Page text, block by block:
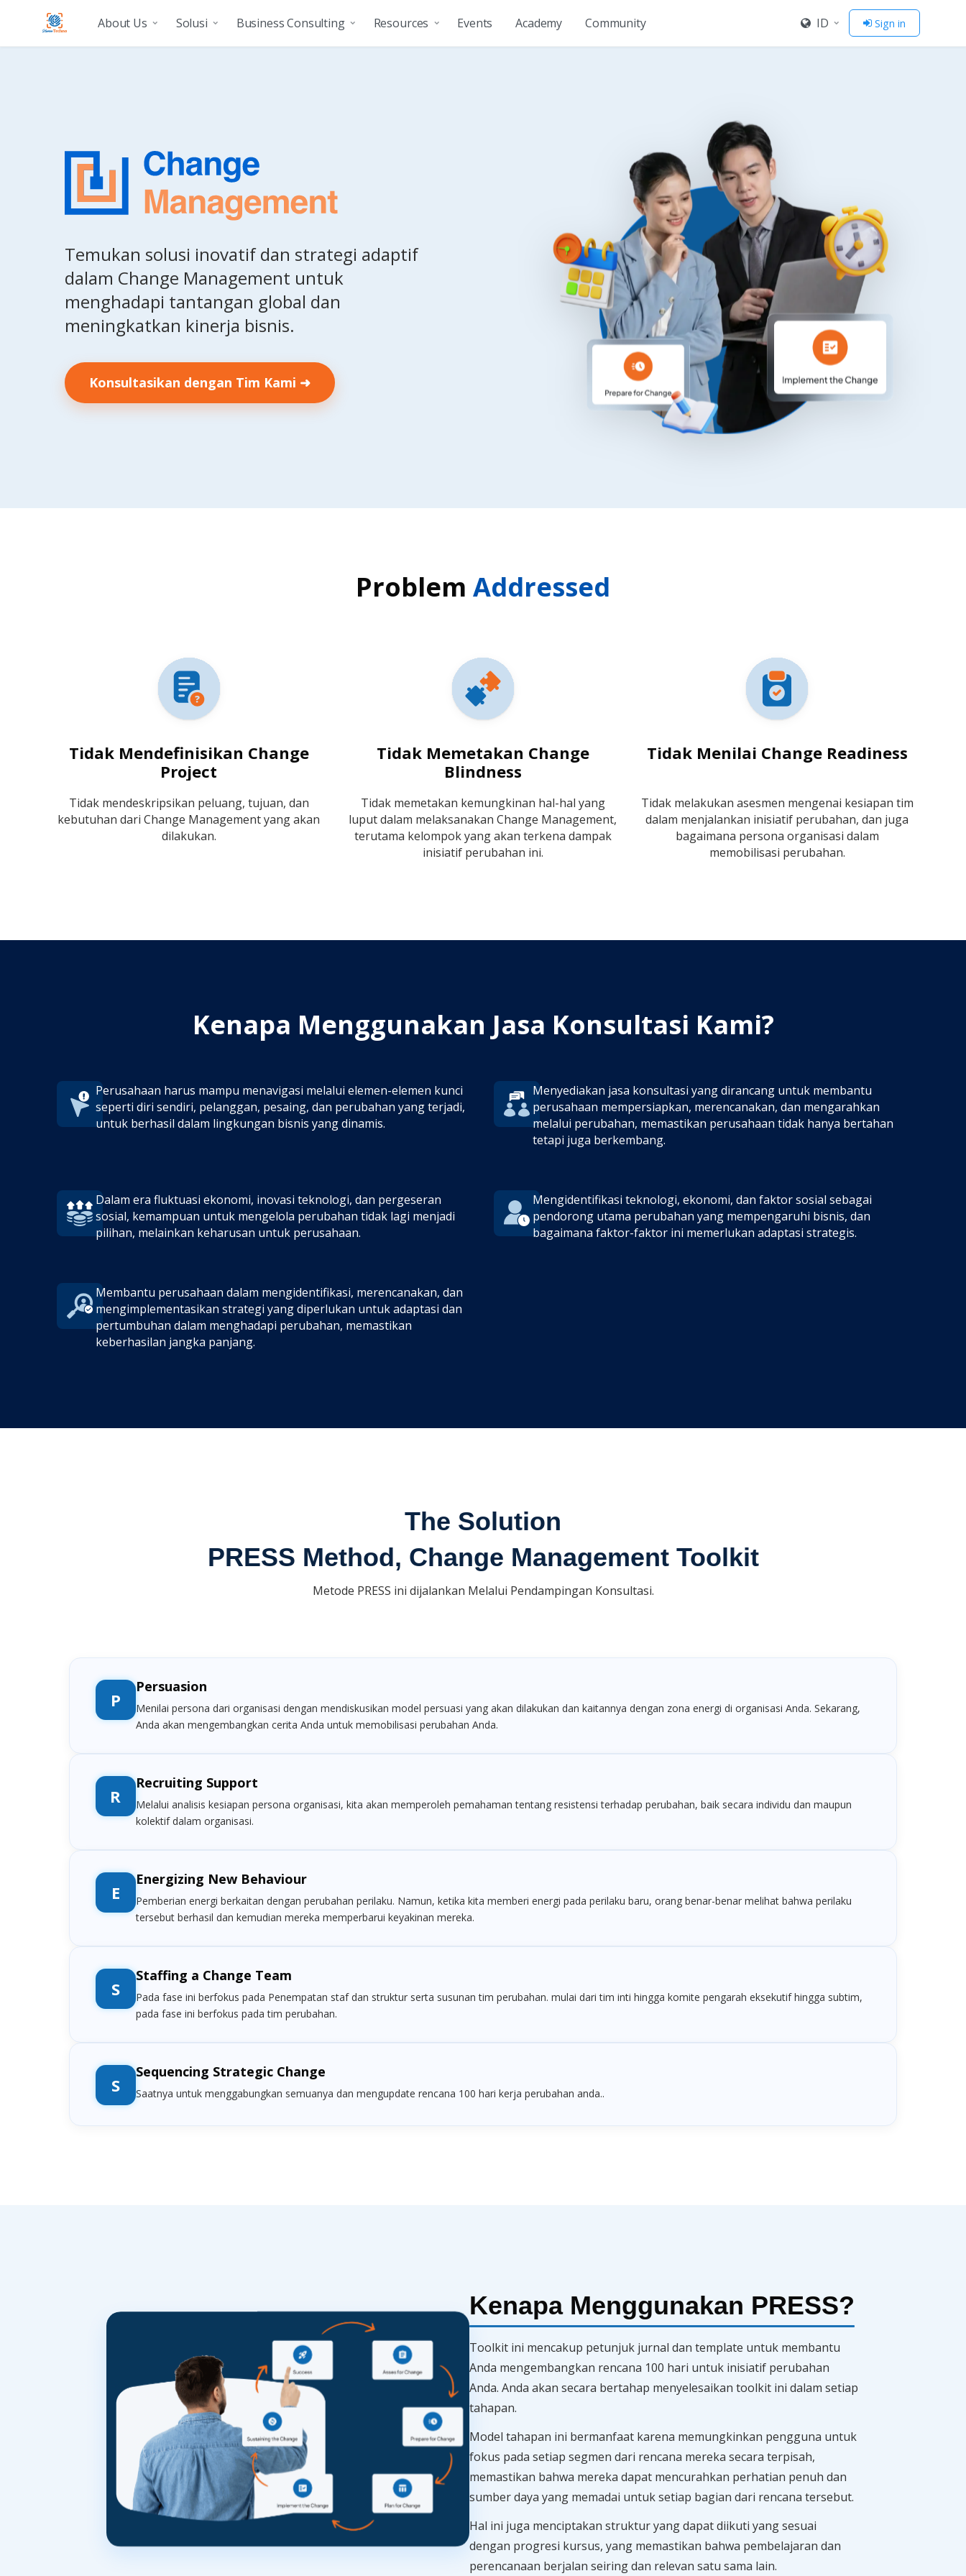
About Us
Solusi Business Consulting Resources Events Academy Community ID Sign in
Temukan solusi inovatif dan strategi adaptif
dalam Change Management untuk
menghadapi tantangan global dan
meningkatkan kinerja bisnis.
Konsultasikan dengan Tim Kami ➜
Problem Addressed
Tidak Mendefinisikan Change
Project
Tidak mendeskripsikan peluang, tujuan, dan
kebutuhan dari Change Management yang akan
dilakukan.
Tidak Memetakan Change
Blindness
Tidak memetakan kemungkinan hal-hal yang
luput dalam melaksanakan Change Management,
terutama kelompok yang akan terkena dampak
inisiatif perubahan ini.
Tidak Menilai Change Readiness
Tidak melakukan asesmen mengenai kesiapan tim
dalam menjalankan inisiatif perubahan, dan juga
bagaimana persona organisasi dalam
memobilisasi perubahan.
Kenapa Menggunakan Jasa Konsultasi Kami?
Perusahaan harus mampu menavigasi melalui elemen-elemen kunci
seperti diri sendiri, pelanggan, pesaing, dan perubahan yang terjadi,
untuk berhasil dalam lingkungan bisnis yang dinamis.
Menyediakan jasa konsultasi yang dirancang untuk membantu
perusahaan mempersiapkan, merencanakan, dan mengarahkan
melalui perubahan, memastikan perusahaan tidak hanya bertahan
tetapi juga berkembang.
Dalam era fluktuasi ekonomi, inovasi teknologi, dan pergeseran
sosial, kemampuan untuk mengelola perubahan tidak lagi menjadi
pilihan, melainkan keharusan untuk perusahaan.
Mengidentifikasi teknologi, ekonomi, dan faktor sosial sebagai
pendorong utama perubahan yang mempengaruhi bisnis, dan
bagaimana faktor-faktor ini memerlukan adaptasi strategis.
Membantu perusahaan dalam mengidentifikasi, merencanakan, dan
mengimplementasikan strategi yang diperlukan untuk adaptasi dan
pertumbuhan dalam menghadapi perubahan, memastikan
keberhasilan jangka panjang.
The Solution
PRESS Method, Change Management Toolkit
Metode PRESS ini dijalankan Melalui Pendampingan Konsultasi.
P
Persuasion
Menilai persona dari organisasi dengan mendiskusikan model persuasi yang akan dilakukan dan kaitannya dengan zona energi di organisasi Anda. Sekarang,
Anda akan mengembangkan cerita Anda untuk memobilisasi perubahan Anda.
R
Recruiting Support
Melalui analisis kesiapan persona organisasi, kita akan memperoleh pemahaman tentang resistensi terhadap perubahan, baik secara individu dan maupun
kolektif dalam organisasi.
E
Energizing New Behaviour
Pemberian energi berkaitan dengan perubahan perilaku. Namun, ketika kita memberi energi pada perilaku baru, orang benar-benar melihat bahwa perilaku
tersebut berhasil dan kemudian mereka memperbarui keyakinan mereka.
S
Staffing a Change Team
Pada fase ini berfokus pada Penempatan staf dan struktur serta susunan tim perubahan. mulai dari tim inti hingga komite pengarah eksekutif hingga subtim,
pada fase ini berfokus pada tim perubahan.
S
Sequencing Strategic Change
Saatnya untuk menggabungkan semuanya dan mengupdate rencana 100 hari kerja perubahan anda..
Kenapa Menggunakan PRESS?
Toolkit ini mencakup petunjuk jurnal dan template untuk membantu
Anda mengembangkan rencana 100 hari untuk inisiatif perubahan
Anda. Anda akan secara bertahap menyelesaikan toolkit ini dalam setiap
tahapan.
Model tahapan ini bermanfaat karena memungkinkan pengguna untuk
fokus pada setiap segmen dari rencana mereka secara terpisah,
memastikan bahwa mereka dapat mencurahkan perhatian penuh dan
sumber daya yang memadai untuk setiap bagian dari rencana tersebut.
Hal ini juga menciptakan struktur yang dapat diikuti yang sesuai
dengan progresi kursus, yang memastikan bahwa pembelajaran dan
perencanaan berjalan seiring dan relevan satu sama lain.